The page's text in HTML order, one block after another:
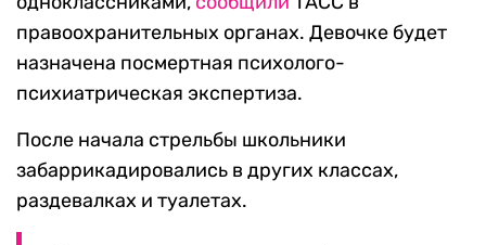
правоохранительных органах. Девочке будет
назначена посмертная психолого-
психиатрическая экспертиза.
После начала стрельбы школьники
забаррикадировались в других классах,
раздевалках и туалетах.